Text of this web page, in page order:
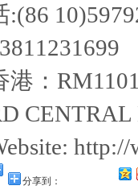
:(86
港：
分享到：